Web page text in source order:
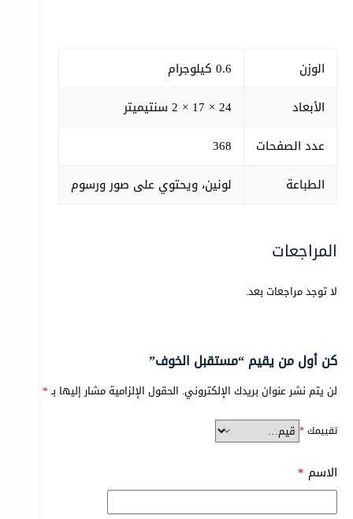
الوزن
0.6 كيلوجرام
الأبعاد
24 × 17 × 2 سنتيميتر
عدد الصفحات
368
الطباعة
لونين، ويحتوي على صور ورسوم
المراجعات
لا توجد مراجعات بعد.
كن أول من يقيم “مستقبل الخوف”
لن يتم نشر عنوان بريدك الإلكتروني. الحقول الإلزامية مشار إليها بـ*
تقييمك*
الاسم *